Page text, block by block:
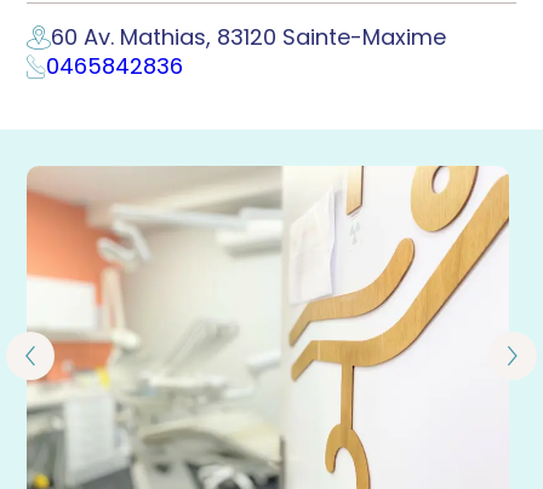
60 Av. Mathias, 83120 Sainte-Maxime
0465842836